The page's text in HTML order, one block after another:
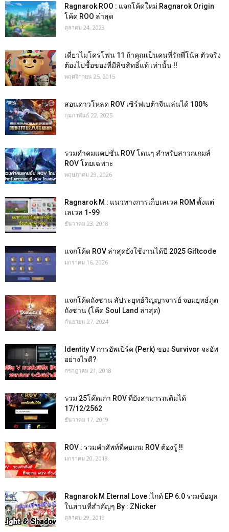
Ragnarok ROO : แจกโค้ดใหม่ Ragnarok Origin
โค้ด ROO ล่าสุด
ตุลาคม 24, 2023
เดี่ยวไมโครโฟน 11 ถ้าคุณเป็นคนที่รักพี่โน้ส ตัวจริง
ต้องไปชื้อของที่มีลิขสิทธิ์แท้ เท่านั้น !!
พฤศจิกายน 25, 2015
สอนดาวโหลด ROV เซิร์ฟเบต้าจีนเล่นได้ 100%
กุมภาพันธ์ 22, 2025
รวมคำคมแคปชั่น ROV โดนๆ สำหรับสาวกเกมส์
ROV โดยเฉพาะ
พฤษภาคม 29, 2026
Ragnarok M : แนวทางการเก็บเลเวล ROM ตั้งแต่
เลเวล 1-99
ธันวาคม 23, 2018
แจกโค้ด ROV ล่าสุดยังใช้งานได้ปี 2025 Giftcode
มกราคม 16, 2026
แจกโค้ดถังซาน สัประยุทธ์วิญญาจารย์ จอมยุทธ์ภูต
ถังซาน (โค้ด Soul Land ล่าสุด)
กันยายน 27, 2024
Identity V การอัพเปิร์ค (Perk) ของ Survivor จะอัพ
อย่างไรดี?
กรกฎาคม 21, 2018
รวม 25โค๊ดเก่า ROV ที่ยังสามารถเติมได้
17/12/2562
ธันวาคม 17, 2019
ROV : รวมคำศัพท์ที่คอเกม ROV ต้องรู้ !!
มกราคม 20, 2018
Ragnarok M Eternal Love :ไกด์ EP 6.0 รวมข้อมูล
ในส่วนที่สำคัญๆ By : ZNicker
ตุลาคม 29, 2019